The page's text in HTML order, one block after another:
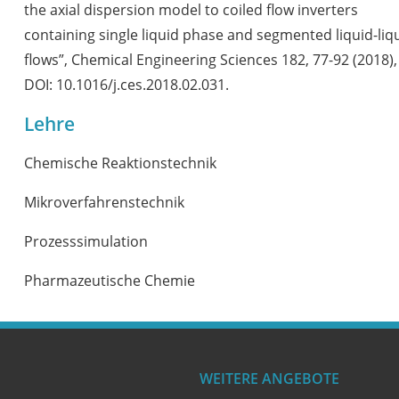
the axial dispersion model to coiled flow inverters
containing single liquid phase and segmented liquid-
flows”, Chemical Engineering Sciences 182, 77-92 (2018),
DOI: 10.1016/j.ces.2018.02.031.
Lehre
Chemische Reaktionstechnik
Mikroverfahrenstechnik
Prozesssimulation
Pharmazeutische Chemie
WEITERE ANGEBOTE